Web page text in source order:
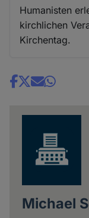
Humanisten
kirchlichen
Kirchentag.
Share
Michael